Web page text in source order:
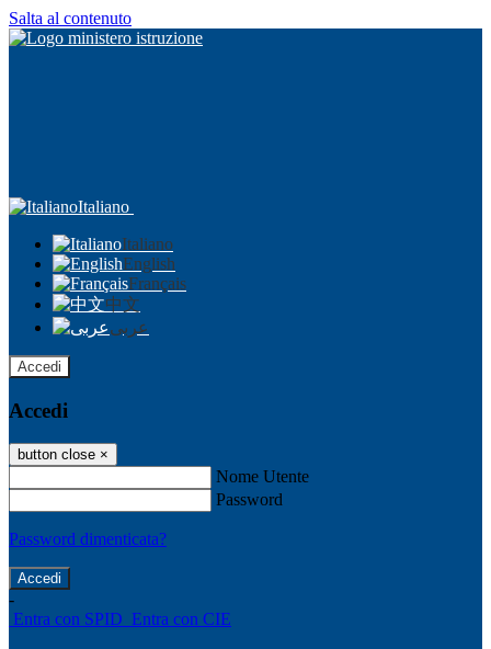
Salta al contenuto
Italiano
Italiano
English
Français
中文
عربى
Accedi
Accedi
button close ×
Nome Utente
Password
Password dimenticata?
-
Entra con SPID Entra con CIE